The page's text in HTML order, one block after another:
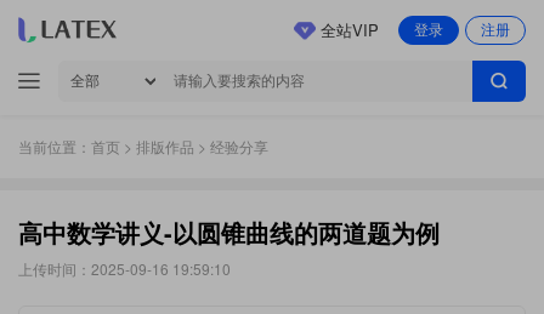
登录 注册
全站VIP
当前位置： 首页 > 排版作品 > 经验分享
高中数学讲义-以圆锥曲线的两道题为例
上传时间：2025-09-16 19:59:10